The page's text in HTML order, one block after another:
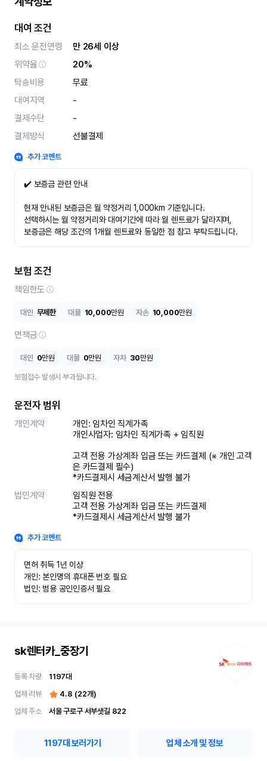
대여 조건
최소 운전연령
만 26세 이상
위약율
20%
탁송비용
무료
대여지역
-
결제수단
-
결제방식
선불결제
추가 코멘트
✔️ 보증금 관련 안내
현재 안내된 보증금은 월 약정거리 1,000km 기준입니다.
선택하시는 월 약정거리와 대여기간에 따라 월 렌트료가 달라지며,
보증금은 해당 조건의 1개월 렌트료와 동일한 점 참고 부탁드립니다.
보험 조건
책임한도
대인 무제한 대물 10,000만원 자손 10,000만원
면책금
대인 0만원 대물 0만원 자차 30만원
보험접수 발생시 부과됩니다.
운전자 범위
개인계약
개인: 임차인 직계가족
개인사업자: 임차인 직계가족 + 임직원
고객 전용 가상계좌 입금 또는 카드결제 (※ 개인 고객
은 카드결제 필수)
*카드결제시 세금계산서 발행 불가
법인계약
임직원 전용
고객 전용 가상계좌 입금 또는 카드결제
*카드결제시 세금계산서 발행 불가
추가 코멘트
면허 취득 1년 이상
개인: 본인명의 휴대폰 번호 필요
법인: 범용 공인인증서 필요
sk렌터카_중장기
등록 차량 1197대
업체 리뷰
4.8 (22개)
업체 주소
서울 구로구 서부샛길 822
1197대 보러가기 업체 소개 및 정보